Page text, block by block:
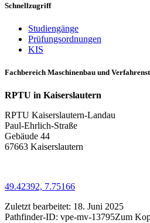
Schnellzugriff
Studiengänge
Prüfungsordnungen
KIS
Fachbereich Maschinenbau und
RPTU in Kaiserslautern
RPTU Kaiserslautern-Landau
Paul-Ehrlich-Straße
Gebäude 44
67663 Kaiserslautern
49.42392, 7.75166
Zuletzt bearbeitet: 18. Juni 2025
Pathfinder-ID: vpe-mv-13795Zum